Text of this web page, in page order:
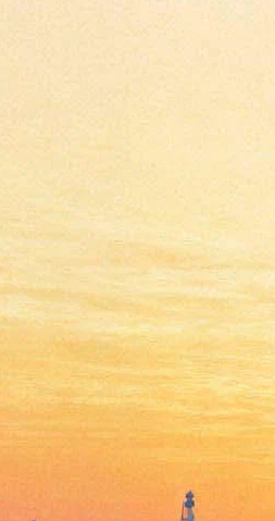
занимающаяся
изображение из резного